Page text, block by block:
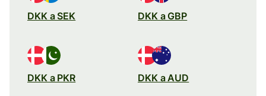
DKK a SEK DKK a GBP
DKK a PKR DKK a AUD